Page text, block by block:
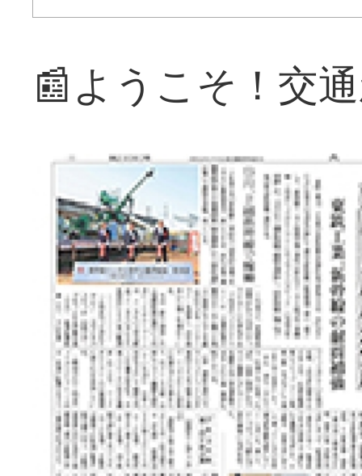
📰ようこそ！交